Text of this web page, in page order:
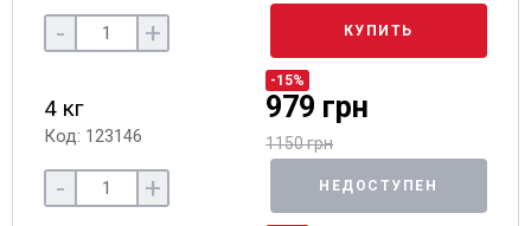
- + КУПИТЬ
4 кг
Код: 123146
-15%
979 грн
1150 грн
- + НЕДОСТУПЕН